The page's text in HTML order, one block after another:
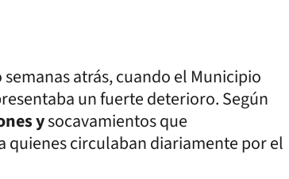
atrás, cuando el Municipio
un fuerte deterioro. Según
ysocavamientos que
quienes circulaban diariamente por el